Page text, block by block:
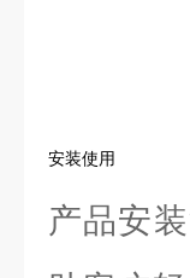
安装使用
产品安